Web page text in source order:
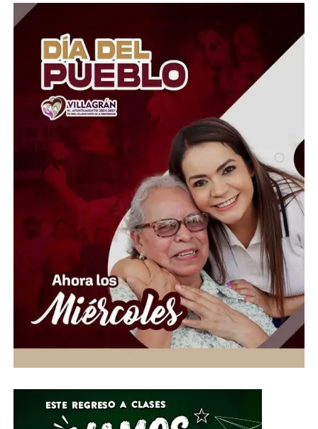
El Presidente del Consejo Consultivo del Sistema DIF
Estatal Guanajuato, Juan Carlos Montesinos Carranza,
señaló que esta iniciativa busca brindar apoyo solidario y
oportuno a quienes atraviesan momentos difíciles, por
lo que convocó a la ciudadanía, al sector empresarial,
asociaciones civiles, grupos voluntarios y sociedad en
general, a sumarse a esta causa mediante la donación de
insumos esenciales.
“Hoy más que nunca es momento de demostrar que la
solidaridad no conoce fronteras. Desde Guanajuato
extendemos la mano a las familias venezolanas que
enfrentan esta emergencia, convencidos de que cada
aportación puede hacer la diferencia en la vida de
quienes más lo necesitan”, expresó.
Ante esta situación de emergencia humanitaria, el
Gobierno de la Gente, a través del Voluntariado de la
Gente, habilitó centros de acopio del 1 al 10 de julio en
el Parque Guanajuato Bicentenario, las oficinas del
Sistema DIF Estatal y las instalaciones de los 46
Por su parte, el Director General del Sistema DIF Estatal